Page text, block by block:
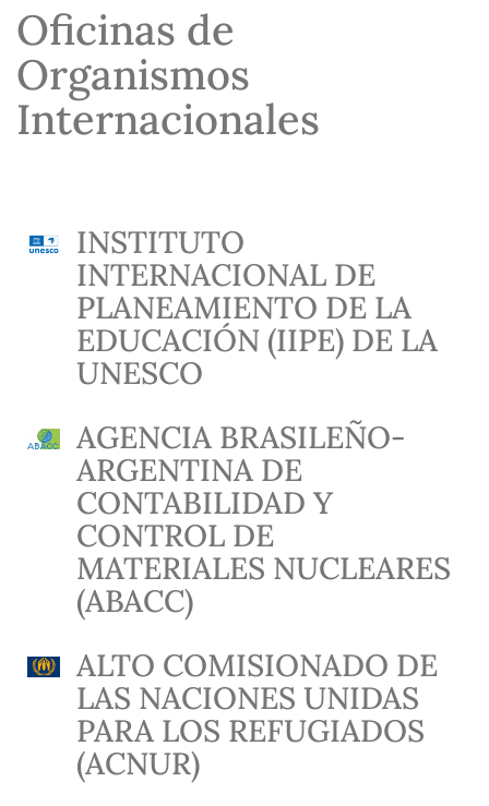
Oficinas de
Organismos
Internacionales
INSTITUTO
INTERNACIONAL DE
PLANEAMIENTO DE LA
EDUCACIÓN (IIPE) DE LA
UNESCO
AGENCIA BRASILEÑO-
ARGENTINA DE
CONTABILIDAD Y
CONTROL DE
MATERIALES NUCLEARES
(ABACC)
ALTO COMISIONADO DE
LAS NACIONES UNIDAS
PARA LOS REFUGIADOS
(ACNUR)